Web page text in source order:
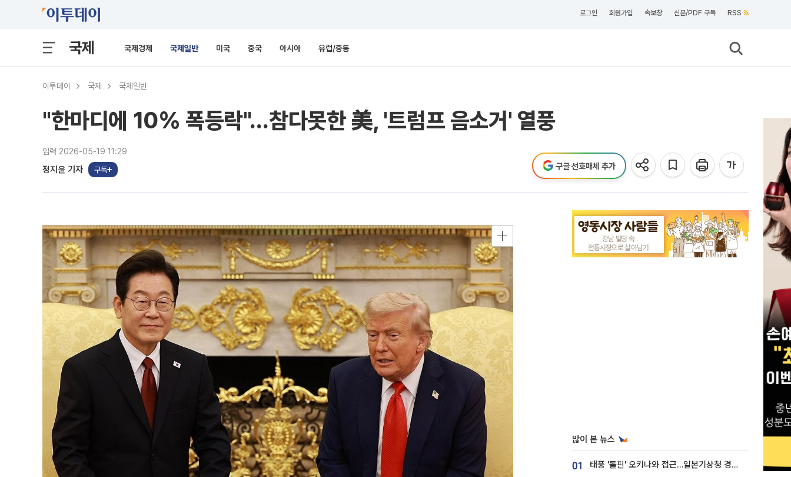
로그인 회원가입 속보창 신문/PDF 구독 RSS
국제 국제경제 국제일반 미국 중국 아시아 유럽/중동
이투데이 국제 국제일반
"한마디에 10% 폭등락"…참다못한 美, '트럼프 음소거' 열풍
입력 2026-05-19 11:29
정지윤 기자 구독 구글 선호매체 추가
많이 본 뉴스
01 태풍 '돌핀' 오키나와 접근…일본기상청 경로 업데이트